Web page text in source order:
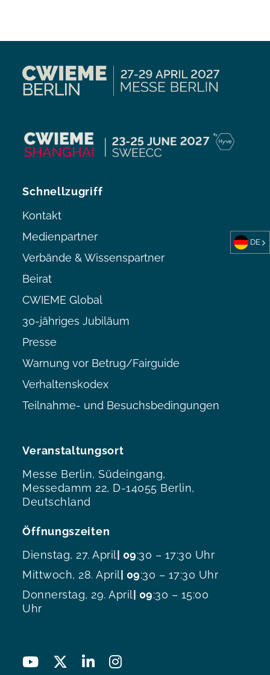
Veranstaltungsort
Messe Berlin, Südeingang,
Messedamm 22, D-14055 Berlin,
Deutschland
Öffnungszeiten
Dienstag, 27. April| 09:30 – 17:30 Uhr
Mittwoch, 28. April| 09:30 – 17:30 Uhr
Donnerstag, 29. April| 09:30 – 15:00
Uhr
Schnellzugriff
Kontakt
Medienpartner
Verbände & Wissenspartner
Beirat
CWIEME Global
30-jähriges Jubiläum
Presse
Warnung vor Betrug/Fairguide
Verhaltenskodex
Teilnahme- und Besuchsbedingungen
DE